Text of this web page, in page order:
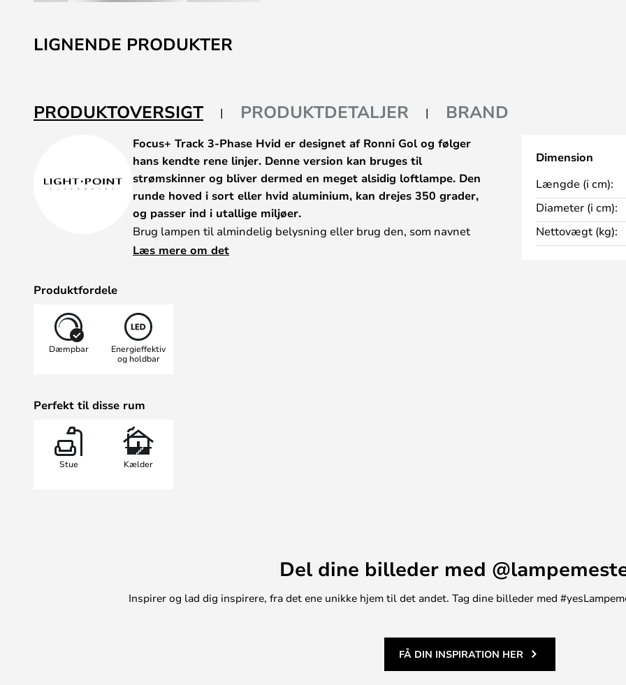
starten
LIGNENDE PRODUKTER
PRODUKTOVERSIGT PRODUKTDETALJER BRAND
Focus+ Track 3-Phase Hvid er designet af Ronni Gol og følger
hans kendte rene linjer. Denne version kan bruges til
strømskinner og bliver dermed en meget alsidig loftlampe. Den
runde hoved i sort eller hvid aluminium, kan drejes 350 grader,
og passer ind i utallige miljøer.
Brug lampen til almindelig belysning eller brug den, som navnet
lægger op til, som en spot der sætter fokus på malerier, plakater,
OBS!
120 VA lysdæmper, så du trygt kan anvende lampen med en LED-
lysdæmper.
Læs mere om det
Produktfordele
Dæmpbar
Energieffektiv
og holdbar
Perfekt til disse rum
Stue Kælder
Dimension
Længde (i cm):
Diameter (i cm):
Nettovægt (kg):
Del dine billeder med
Inspirer og lad dig inspirere, fra det ene unikke hjem til det andet. Tag dine billeder med
FÅ DIN INSPIRATION HER